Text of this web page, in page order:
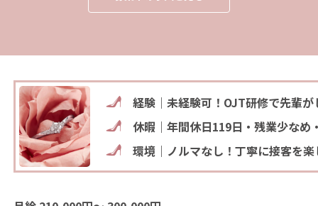
経験｜未経験可！OJT研修で先輩が
休暇｜年間休日119日・残業少な
環境｜ノルマなし！丁寧に接客を